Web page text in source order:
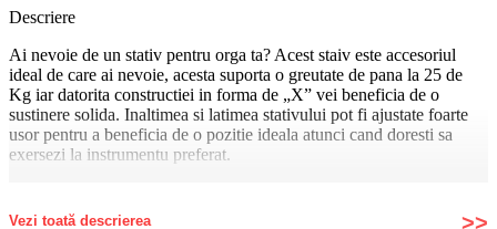
Descriere
Ai nevoie de un stativ pentru orga ta? Acest staiv este accesoriul
ideal de care ai nevoie, acesta suporta o greutate de pana la 25 de
Kg iar datorita constructiei in forma de „X” vei beneficia de o
sustinere solida. Inaltimea si latimea stativului pot fi ajustate foarte
usor pentru a beneficia de o pozitie ideala atunci cand doresti sa
exersezi la instrumentu preferat.
stabil, si poate sustine o gama larga de claviaturi, de la orgi de
Vezi toată descrierea